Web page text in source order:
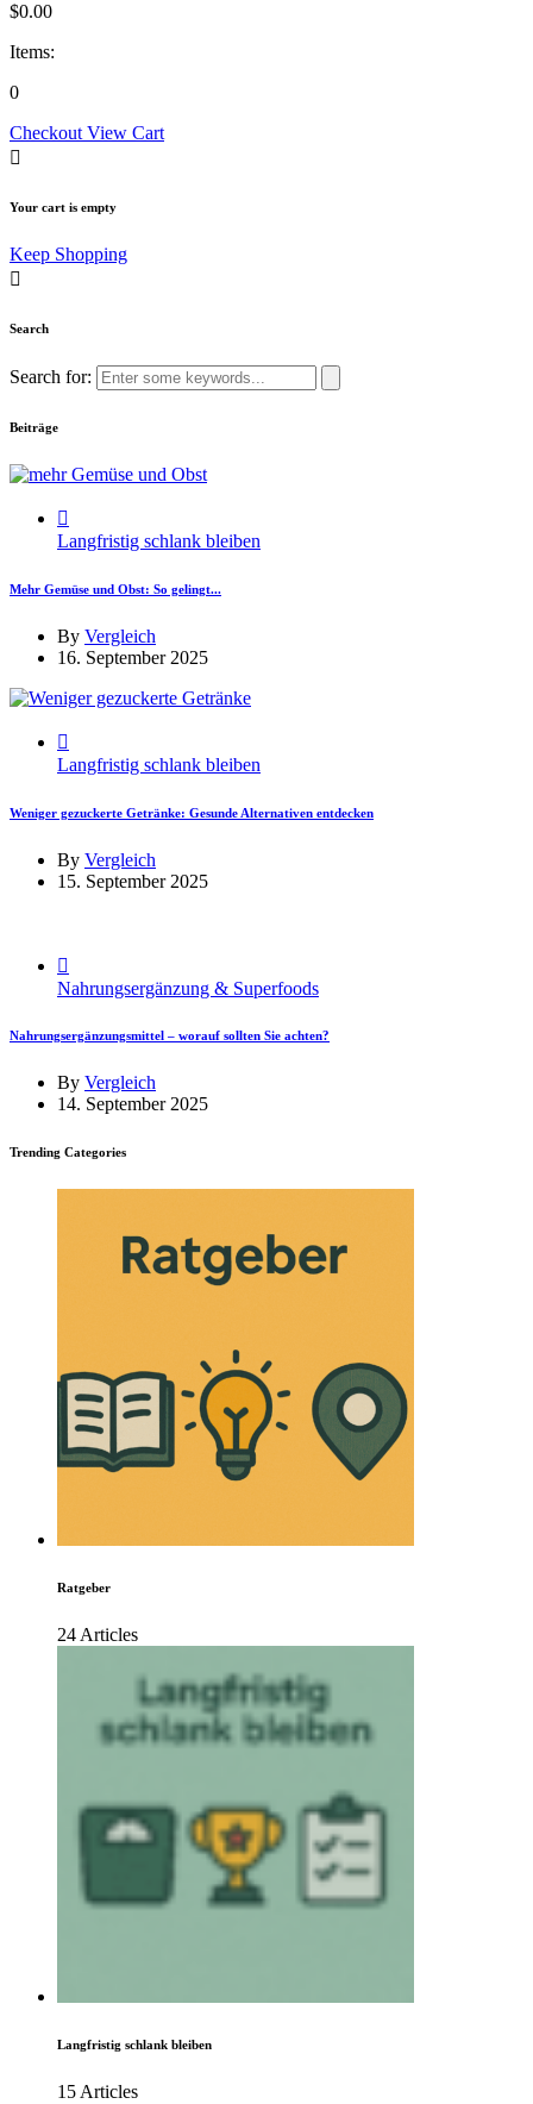
$0.00
Items:
0
Checkout View Cart
Your cart is empty
Keep Shopping
Search
Search for:
Beiträge
Langfristig schlank bleiben
Mehr Gemüse und Obst: So gelingt...
By Vergleich
16. September 2025
Langfristig schlank bleiben
Weniger gezuckerte Getränke: Gesunde Alternativen entdecken
By Vergleich
15. September 2025
Nahrungsergänzung & Superfoods
Nahrungsergänzungsmittel – worauf sollten Sie achten?
By Vergleich
14. September 2025
Trending Categories
Ratgeber
24 Articles
Langfristig schlank bleiben
15 Articles